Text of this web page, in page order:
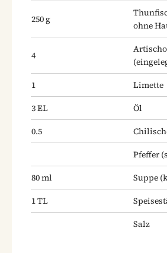
250g
ohne
4
1
Limette
3EL
Öl
0.5
Pfeffer
80ml Suppe
1TL
Salz